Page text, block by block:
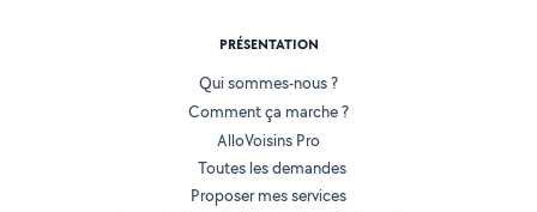
PRÉSENTATION
Qui sommes-nous ?
Comment ça marche ?
AlloVoisins Pro
Toutes les demandes
Proposer mes services